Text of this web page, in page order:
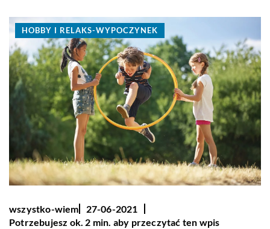
HOBBY I RELAKS-WYPOCZYNEK
wszystko-wiem
27-06-2021
Potrzebujesz ok. 2 min. aby przeczytać ten wpis